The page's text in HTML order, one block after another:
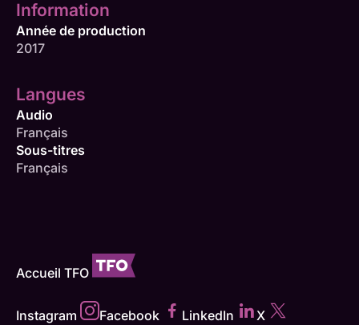
Information
Année de production
2017
Langues
Audio
Français
Sous-titres
Français
Accueil TFO
Instagram Facebook LinkedIn X